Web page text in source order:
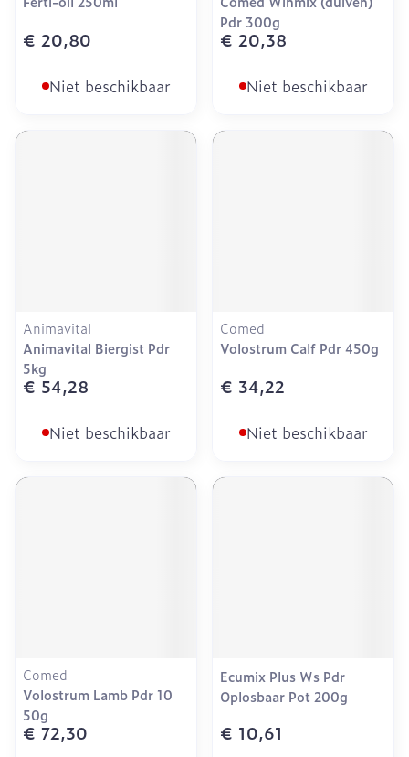
€ 20,80
Niet beschikbaar
Pdr 300g
€ 20,38
Niet beschikbaar
Animavital
Animavital Biergist Pdr
5kg
€ 54,28
Niet beschikbaar
Comed
Volostrum Calf Pdr 450g
€ 34,22
Niet beschikbaar
Comed
Volostrum Lamb Pdr 10
50g
€ 72,30
Ecumix Plus Ws Pdr
Oplosbaar Pot 200g
€ 10,61